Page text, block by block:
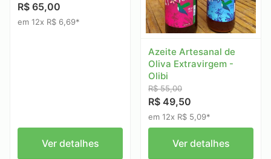
R$ 65,00
em 12x R$ 6,69*
Ver detalhes
Azeite Artesanal de
Oliva Extravirgem -
Olibi
R$ 55,00
R$ 49,50
em 12x R$ 5,09*
Ver detalhes